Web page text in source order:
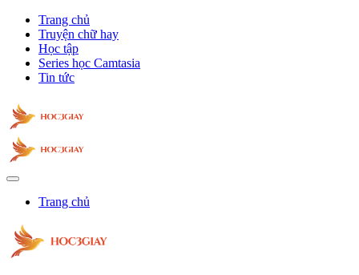
Trang chủ
Truyện chữ hay
Học tập
Series học Camtasia
Tin tức
Trang chủ